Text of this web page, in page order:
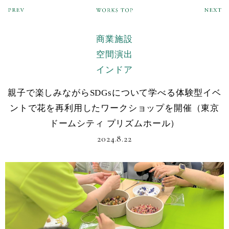
商業施設
空間演出
インドア
親子で楽しみながらSDGsについて学べる体験型イベ
ントで花を再利用したワークショップを開催（東京
ドームシティ プリズムホール）
2024.8.22